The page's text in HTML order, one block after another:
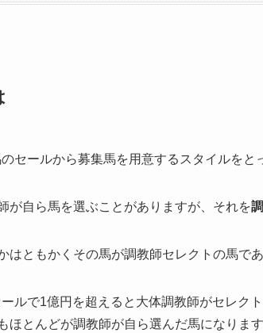
セールから募集馬を用意するスタイルを
が自ら馬を選ぶことがありますが、それを
はともかくその馬が調教師セレクトの馬で
ルで1億円を超えると大体調教師がセレク
ほとんどが調教師が自ら選んだ馬になります